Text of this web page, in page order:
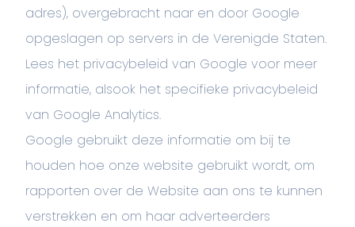
adres), overgebracht naar en door Google
opgeslagen op servers in de Verenigde Staten.
Lees het privacybeleid van Google voor meer
informatie, alsook het specifieke privacybeleid
van Google Analytics.
Google gebruikt deze informatie om bij te
houden hoe onze website gebruikt wordt, om
rapporten over de Website aan ons te kunnen
verstrekken en om haar adverteerders